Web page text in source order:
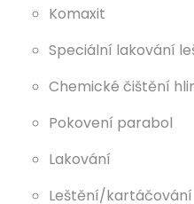
Komaxit
Speciální lakování
Chemické čištění
Pokovení parabol
Lakování
Leštění/kartáčování